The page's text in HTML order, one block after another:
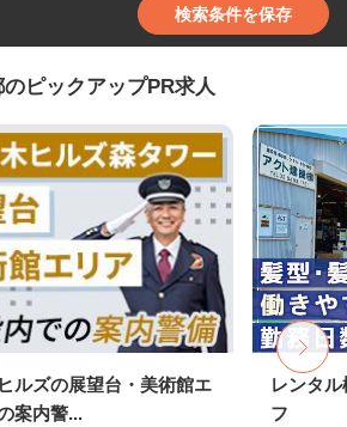
検索条件を保存
ピックアップPR求人
ルズの展望台・美術館エ
案内警...
レンタ
フ